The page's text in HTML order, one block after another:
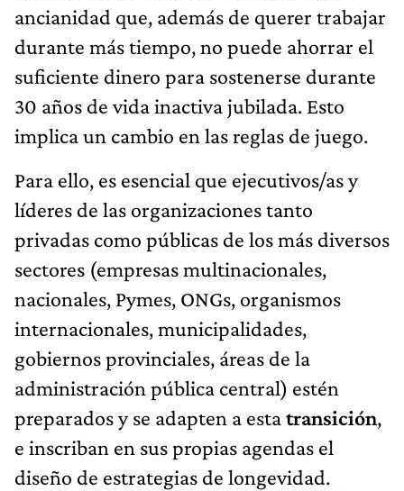
ancianidad que, además de querer trabajar
durante más tiempo, no puede ahorrar el
suficiente dinero para sostenerse durante
30 años de vida inactiva jubilada. Esto
implica un cambio en las reglas de juego.
Para ello, es esencial que ejecutivos/as y
líderes de las organizaciones tanto
privadas como públicas de los más diversos
sectores (empresas multinacionales,
nacionales, Pymes, ONGs, organismos
internacionales, municipalidades,
gobiernos provinciales, áreas de la
administración pública central) estén
preparados y se adapten a estatransición,
e inscriban en sus propias agendas el
diseño de estrategias de longevidad.